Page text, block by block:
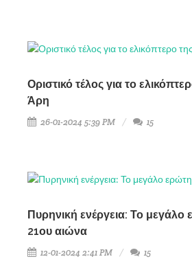
Οριστικό τέλος για το
Άρη
26-01-2024 5:39 PM 15
Πυρηνική ενέργεια: Το μεγάλο
21ου αιώνα
12-01-2024 2:41 PM 15